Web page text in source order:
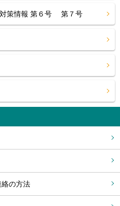
の方法
対策情報 第６号 第７号